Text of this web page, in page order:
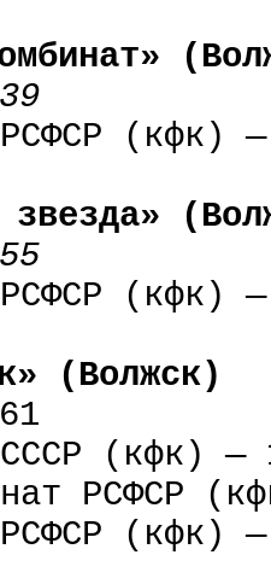
РСФСР (кфк)
звезда»
(кфк)
(Волжск)
СССР (кфк) —
РСФСР
(кфк)